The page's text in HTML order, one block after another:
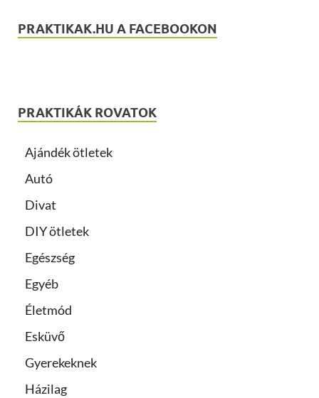
PRAKTIKAK.HU A FACEBOOKON
PRAKTIKÁK ROVATOK
Ajándék ötletek
Autó
Divat
DIY ötletek
Egészség
Egyéb
Életmód
Esküvő
Gyerekeknek
Házilag